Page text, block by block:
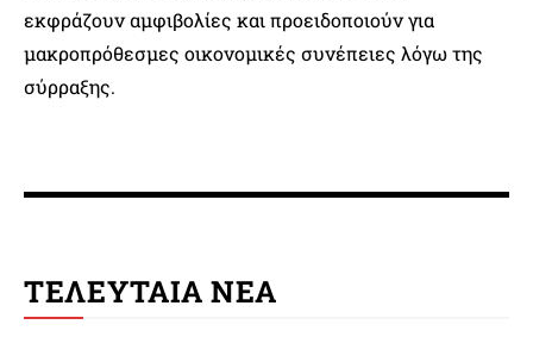
εκφράζουν αμφιβολίες και προειδοποιούν για
μακροπρόθεσμες οικονομικές συνέπειες λόγω της
σύρραξης.
ΤΕΛΕΥΤΑΙΑ ΝΕΑ